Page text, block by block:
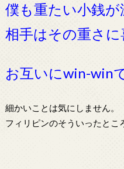
僕も重たい小銭が
相手はその重さに
お互いにwin-win
細かいことは気にしません。
フィリピンのそういったとこ